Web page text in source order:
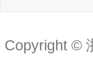
Copyright ©